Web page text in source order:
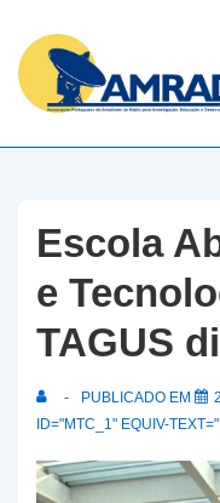
Skip
Content
Escola
e
TAGUS
PUBLICADO EM
ID="MTC_1" EQUIV-